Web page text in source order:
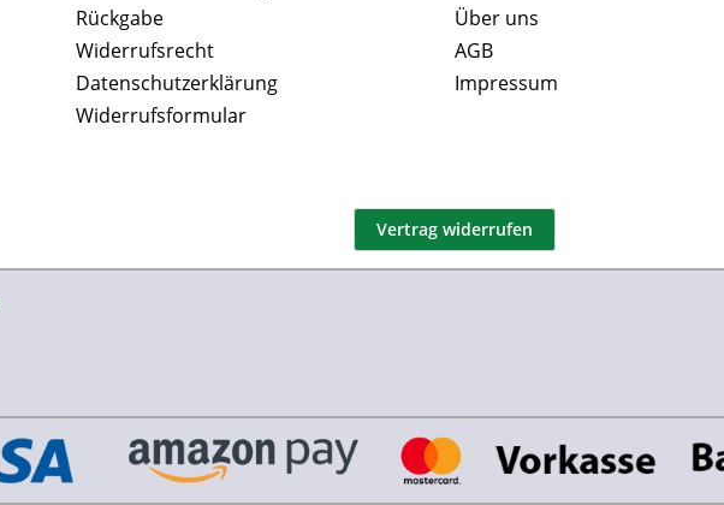
Rückgabe
Widerrufsrecht
Datenschutzerklärung
Widerrufsformular
Über uns
AGB
Impressum
Vertrag widerrufen